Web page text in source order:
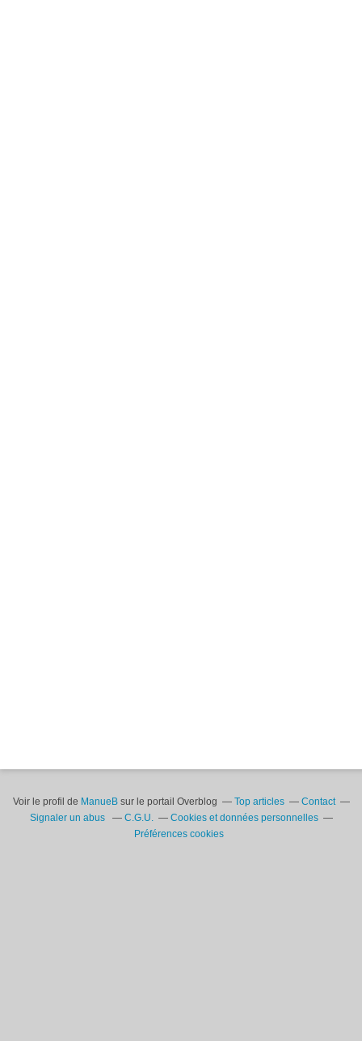
Voir le profil de ManueBsur le portail Overblog Top articles
Contact
Signaler un abus
C.G.U.
Cookies et données personnelles
Préférences cookies